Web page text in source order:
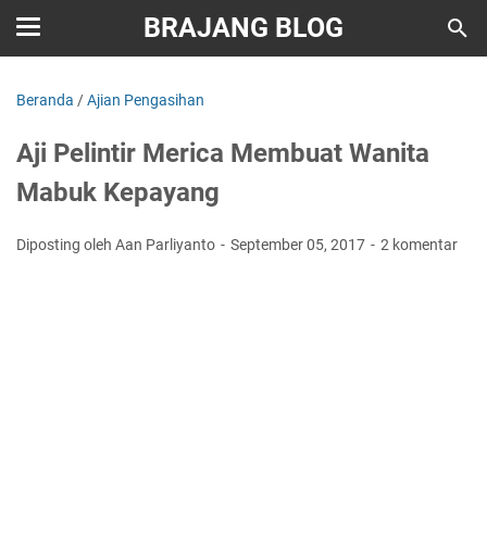
BRAJANG BLOG
Beranda /Ajian Pengasihan
Aji Pelintir Merica Membuat Wanita
Mabuk Kepayang
Diposting oleh Aan Parliyanto September 05, 2017 2 komentar